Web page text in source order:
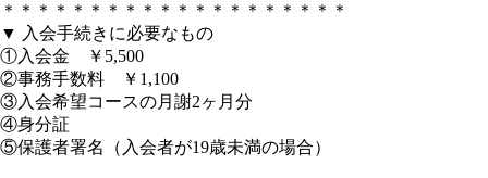
＊＊＊＊＊＊＊＊＊＊＊＊＊＊＊＊＊＊＊＊
▼ 入会手続きに必要なもの
①入会金 ￥5,500
②事務手数料 ￥1,100
③入会希望コースの月謝2ヶ月分
④身分証
⑤保護者署名（入会者が19歳未満の場合）